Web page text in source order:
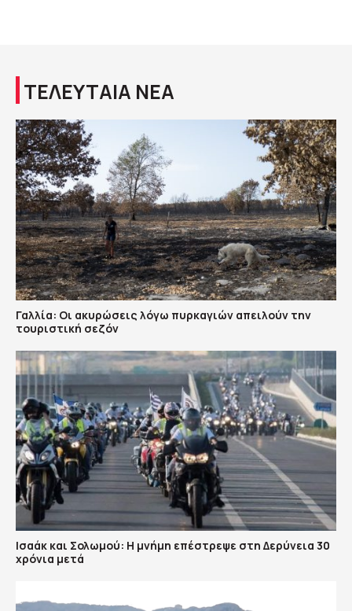
ΤΕΛΕΥΤΑΙΑ ΝΕΑ
Γαλλία: Οι ακυρώσεις λόγω πυρκαγιών απειλούν την
τουριστική σεζόν
Ισαάκ και Σολωμού: Η μνήμη επέστρεψε στη Δερύνεια 30
χρόνια μετά